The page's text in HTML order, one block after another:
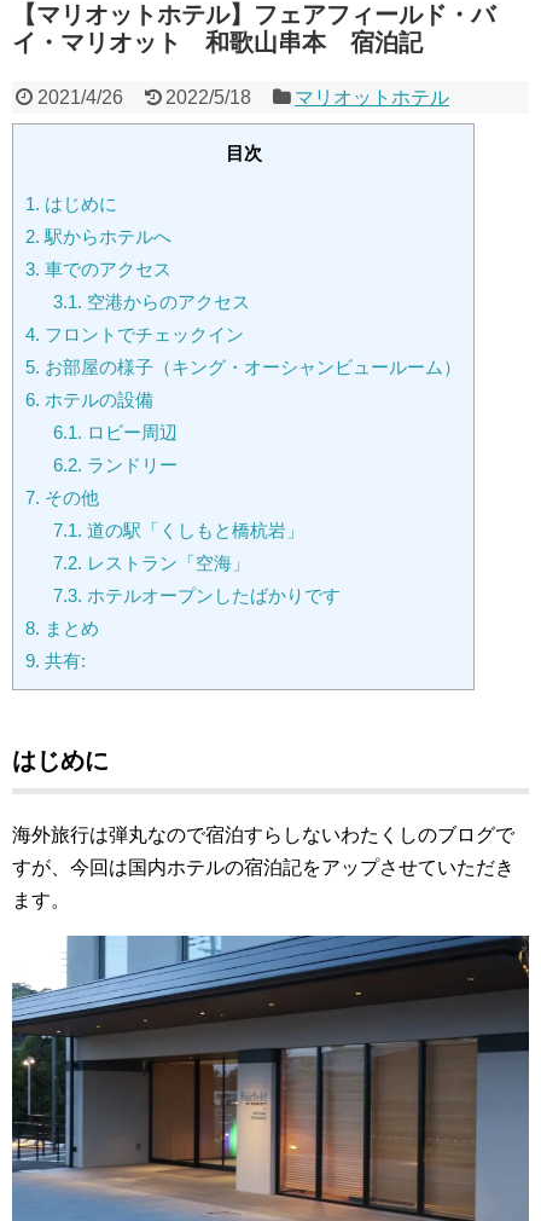
【マリオットホテル】フェアフィールド・バ
イ・マリオット 和歌山串本 宿泊記
2021/4/26 2022/5/18 マリオットホテル
目次
1. はじめに
2. 駅からホテルへ
3. 車でのアクセス
3.1. 空港からのアクセス
4. フロントでチェックイン
5. お部屋の様子（キング・オーシャンビュールーム）
6. ホテルの設備
6.1. ロビー周辺
6.2. ランドリー
7. その他
7.1. 道の駅「くしもと橋杭岩」
7.2. レストラン「空海」
7.3. ホテルオープンしたばかりです
8. まとめ
9. 共有:
はじめに
海外旅行は弾丸なので宿泊すらしないわたくしのブログで
すが、今回は国内ホテルの宿泊記をアップさせていただき
ます。